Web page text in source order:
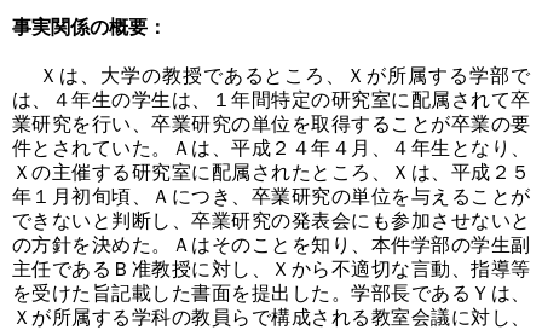
事実関係の概要：
Ｘは、大学の教授であるところ、Ｘが所属する学部で
は、４年生の学生は、１年間特定の研究室に配属されて卒
業研究を行い、卒業研究の単位を取得することが卒業の要
件とされていた。Ａは、平成２４年４月、４年生となり、
Ｘの主催する研究室に配属されたところ、Ｘは、平成２５
年１月初旬頃、Ａにつき、卒業研究の単位を与えることが
できないと判断し、卒業研究の発表会にも参加させないと
の方針を決めた。Ａはそのことを知り、本件学部の学生副
主任であるＢ准教授に対し、Ｘから不適切な言動、指導等
を受けた旨記載した書面を提出した。学部長であるＹは、
Ｘが所属する学科の教員らで構成される教室会議に対し、